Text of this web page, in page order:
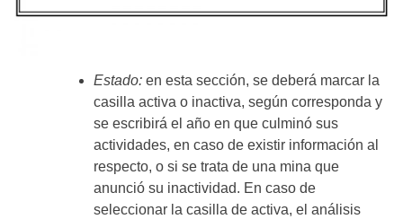
Estado: en esta sección, se deberá marcar la
casilla activa o inactiva, según corresponda y
se escribirá el año en que culminó sus
actividades, en caso de existir información al
respecto, o si se trata de una mina que
anunció su inactividad. En caso de
seleccionar la casilla de activa, el análisis